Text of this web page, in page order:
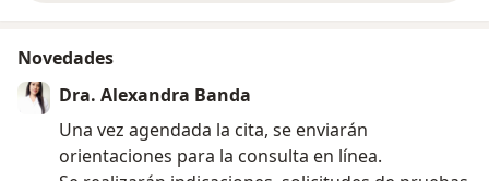
Novedades
Dra. Alexandra Banda
Una vez agendada la cita, se enviarán
orientaciones para la consulta en línea.